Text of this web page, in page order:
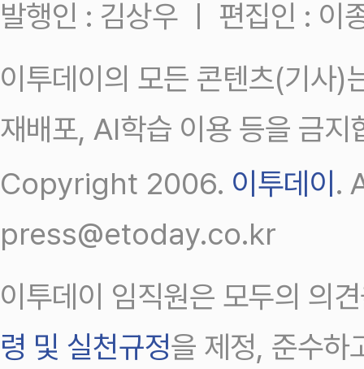
발행인 : 김상우 ㅣ 편집인 : 이
이투데이의 모든 콘텐츠(기사)
재배포, AI학습 이용 등을 금지
Copyright 2006. 이투데이.
press@etoday.co.kr
이투데이 임직원은 모두의 의
령 및 실천규정을 제정, 준수하